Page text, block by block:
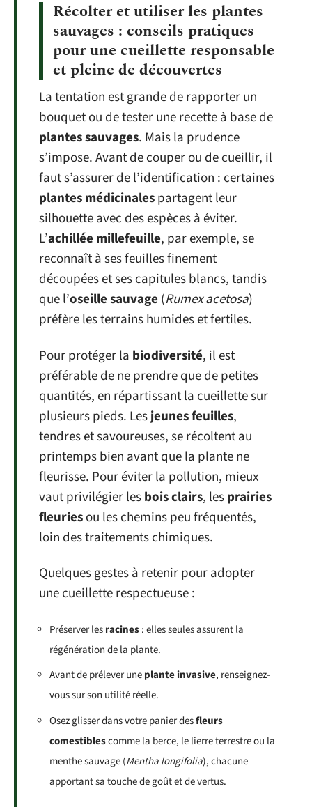
Récolter et utiliser les plantes
sauvages : conseils pratiques
pour une cueillette responsable
et pleine de découvertes
La tentation est grande de rapporter un
bouquet ou de tester une recette à base de
plantes sauvages. Mais la prudence
s’impose. Avant de couper ou de cueillir, il
faut s’assurer de l’identification : certaines
plantes médicinalespartagent leur
silhouette avec des espèces à éviter.
L’achillée millefeuille, par exemple, se
reconnaît à ses feuilles finement
découpées et ses capitules blancs, tandis
que l’oseille sauvage (Rumex acetosa)
préfère les terrains humides et fertiles.
Pour protéger la biodiversité, il est
préférable de ne prendre que de petites
quantités, en répartissant la cueillette sur
plusieurs pieds. Lesjeunes feuilles,
tendres et savoureuses, se récoltent au
printemps bien avant que la plante ne
fleurisse. Pour éviter la pollution, mieux
vaut privilégier lesbois clairs, lesprairies
fleuriesou les chemins peu fréquentés,
loin des traitements chimiques.
Quelques gestes à retenir pour adopter
une cueillette respectueuse :
Préserver lesracines: elles seules assurent la
régénération de la plante.
Avant de prélever uneplante invasive, renseignez-
vous sur son utilité réelle.
Osez glisser dans votre panier desfleurs
comestiblescomme la berce, le lierre terrestre ou la
menthe sauvage (Mentha longifolia), chacune
apportant sa touche de goût et de vertus.